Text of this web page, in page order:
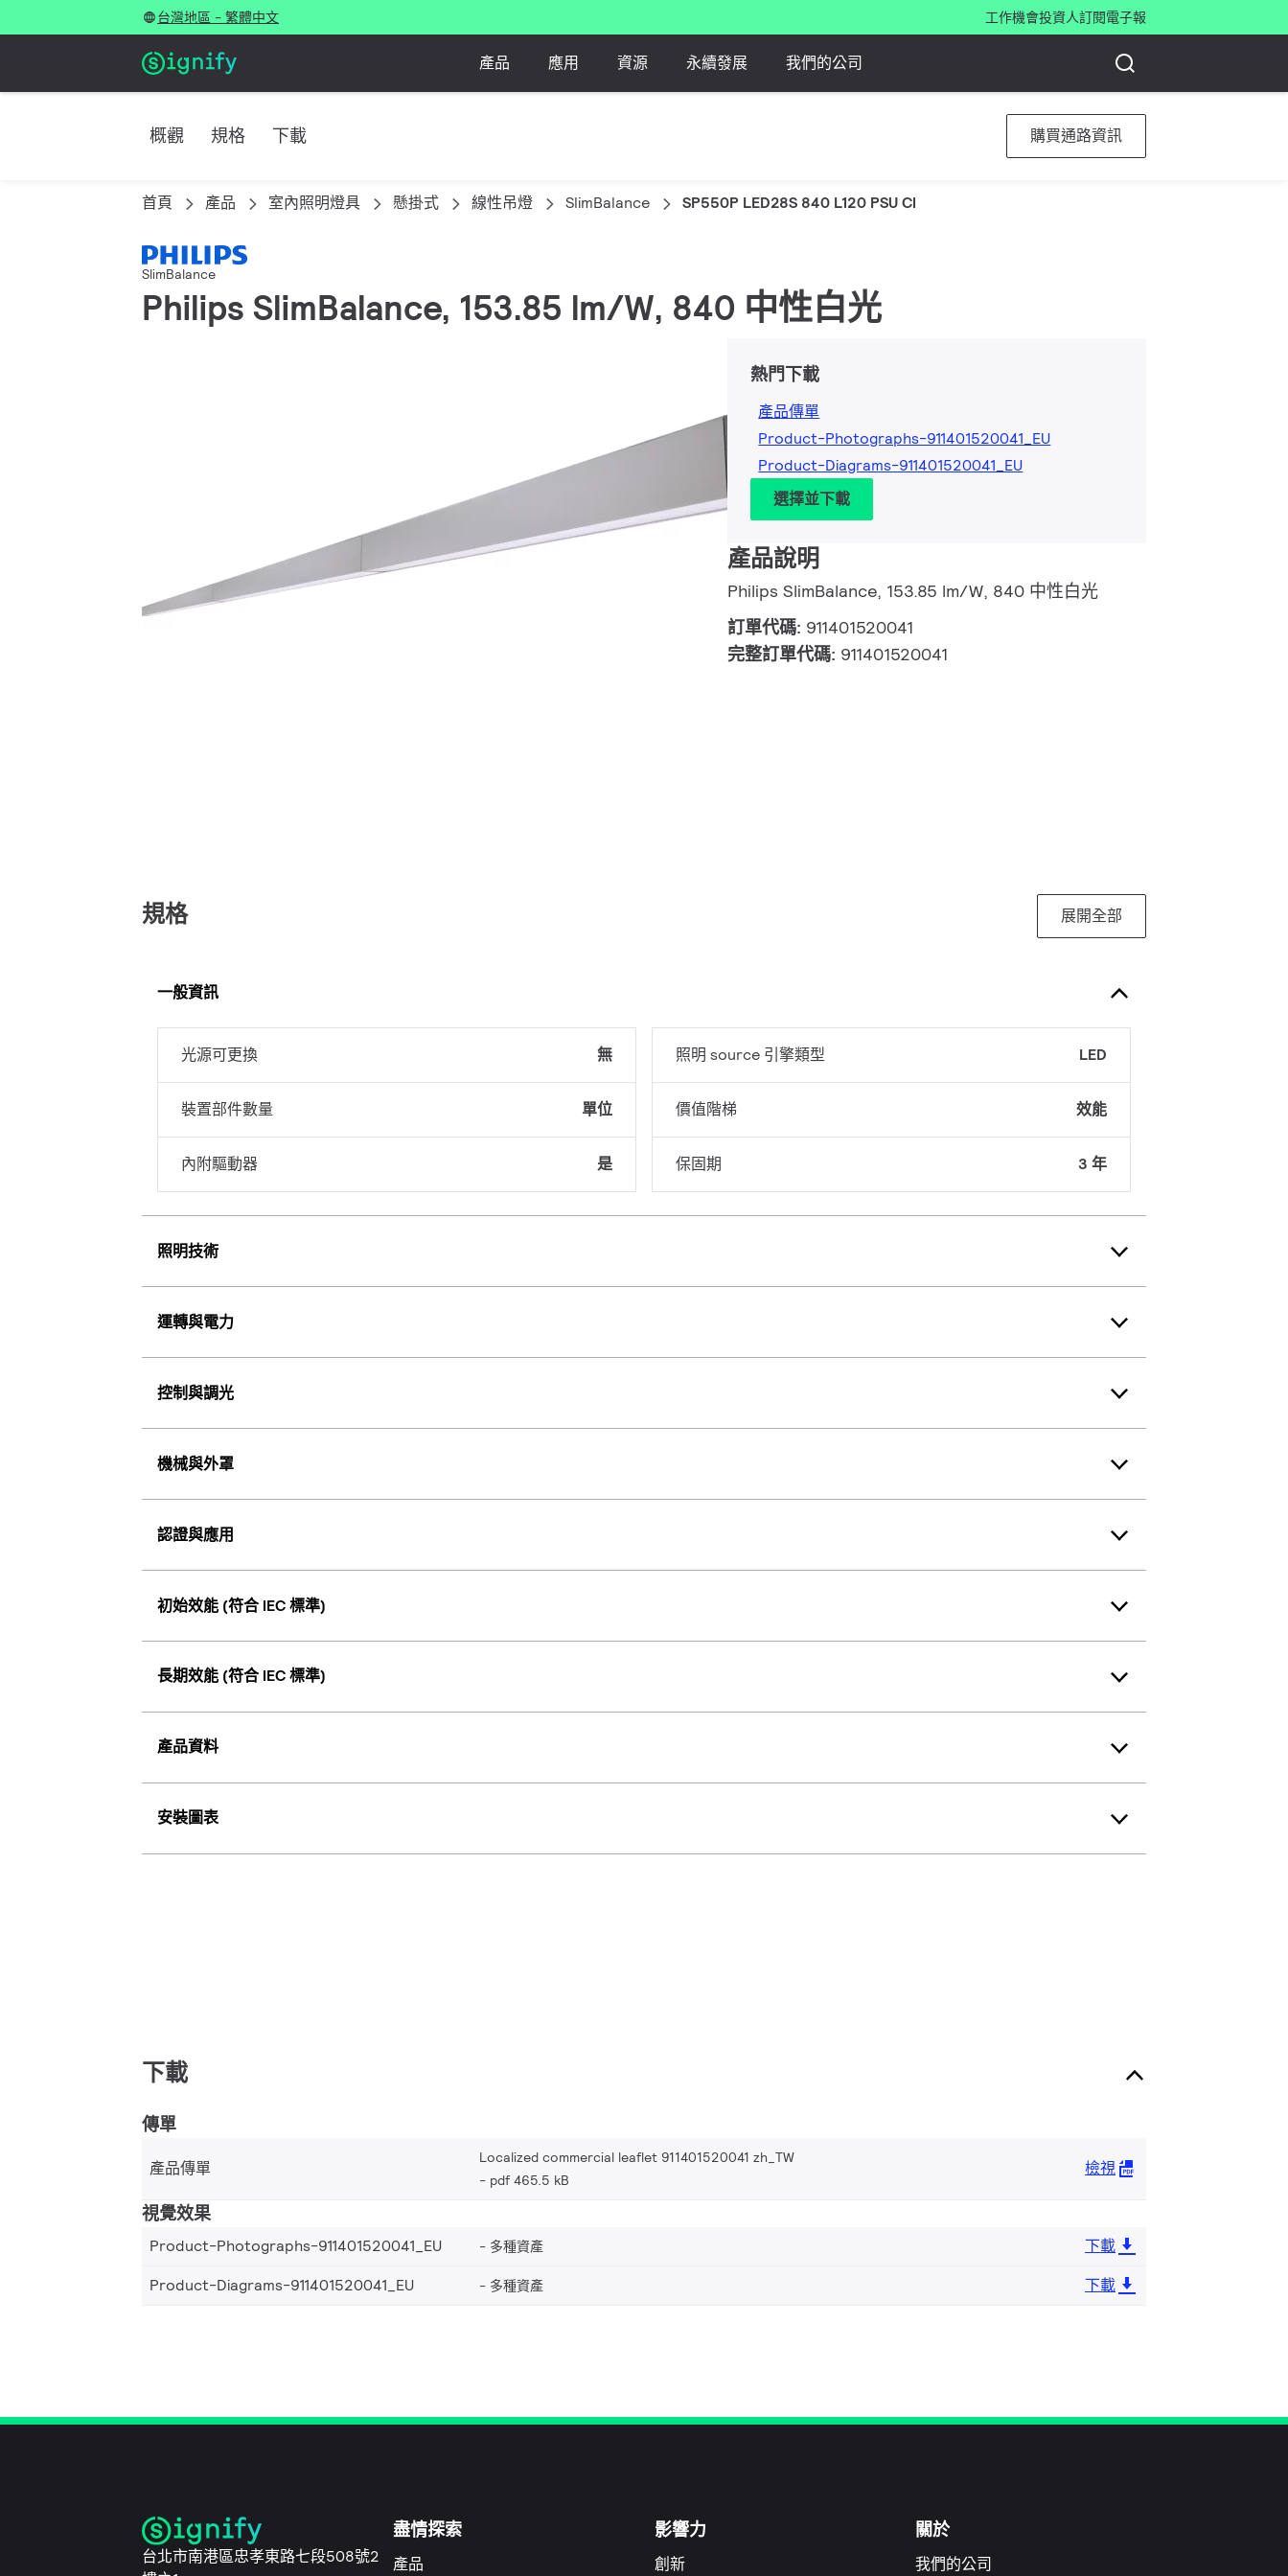
台灣地區 - 繁體中文 工作機會投資人訂閱電子報
產品 應用 資源 永續發展 我們的公司
概觀 規格 下載 購買通路資訊
首頁 產品 室內照明燈具 懸掛式 線性吊燈 SlimBalance SP550P LED28S 840 L120 PSU CI
SlimBalance
Philips SlimBalance, 153.85 lm/W, 840 中性白光
熱門下載
產品傳單
Product-Photographs-911401520041_EU
Product-Diagrams-911401520041_EU
選擇並下載
產品說明
Philips SlimBalance, 153.85 lm/W, 840 中性白光
訂單代碼: 911401520041
完整訂單代碼: 911401520041
規格 展開全部
一般資訊
光源可更換 無
裝置部件數量 單位
內附驅動器 是
照明 source 引擎類型 LED
價值階梯 效能
保固期 3 年
照明技術
運轉與電力
控制與調光
機械與外罩
認證與應用
初始效能 (符合 IEC 標準)
長期效能 (符合 IEC 標準)
產品資料
安裝圖表
下載
傳單
產品傳單
Localized commercial leaflet 911401520041 zh_TW
pdf 465.5 kB
檢視
視覺效果
Product-Photographs-911401520041_EU 多種資產
下載
Product-Diagrams-911401520041_EU
多種資產 下載
台北市南港區忠孝東路七段508號2
盡情探索
產品
影響力
創新
關於
我們的公司